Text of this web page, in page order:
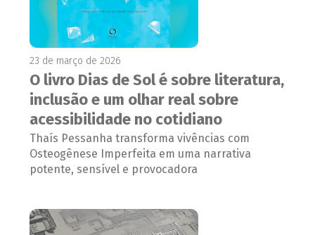
23 de março de 2026
O livro Dias de Sol é sobre literatura,
inclusão e um olhar real sobre
acessibilidade no cotidiano
Thaís Pessanha transforma vivências com
Osteogênese Imperfeita em uma narrativa
potente, sensível e provocadora